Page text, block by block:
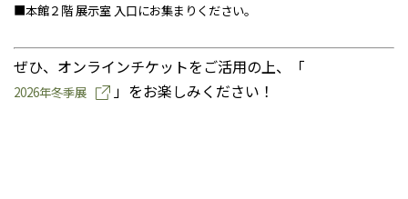
■本館２階 展示室 入口にお集まりください。
ぜひ、オンラインチケットをご活用の上、「
2026年冬季展 」をお楽しみください！